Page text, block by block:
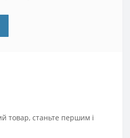
товар, станьте першим і